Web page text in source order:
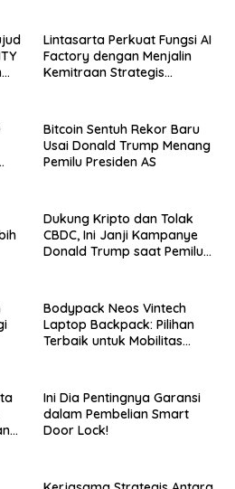
Chamber of Commerce and
Industry (SMCCI)
Lintasarta Perkuat Fungsi AI
Factory dengan Menjalin
Kemitraan Strategis
Bitcoin Sentuh Rekor Baru
Usai Donald Trump Menang
Pemilu Presiden AS
Dukung Kripto dan Tolak
CBDC, Ini Janji Kampanye
Donald Trump saat Pemilu
Bodypack Neos Vintech
Laptop Backpack: Pilihan
Terbaik untuk Mobilitas
Ini Dia Pentingnya Garansi
dalam Pembelian Smart
Door Lock!